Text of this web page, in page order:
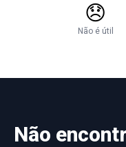
😞
Não é útil
Não